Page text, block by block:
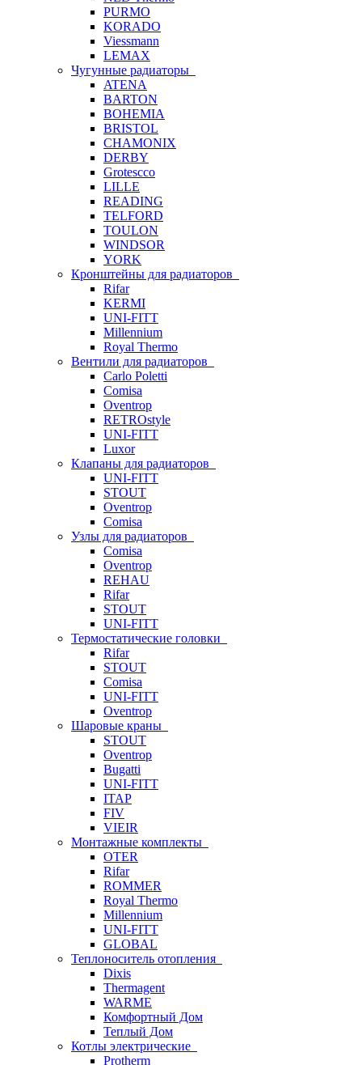
PURMO
KORADO
Viessmann
LEMAX
Чугунные радиаторы
ATENA
BARTON
BOHEMIA
BRISTOL
CHAMONIX
DERBY
Grotescco
LILLE
READING
TELFORD
TOULON
WINDSOR
YORK
Кронштейны для радиаторов
Rifar
KERMI
UNI-FITT
Millennium
Royal Thermo
Вентили для радиаторов
Carlo Poletti
Comisa
Oventrop
RETROstyle
UNI-FITT
Luxor
Клапаны для радиаторов
UNI-FITT
STOUT
Oventrop
Comisa
Узлы для радиаторов
Comisa
Oventrop
REHAU
Rifar
STOUT
UNI-FITT
Термостатические головки
Rifar
STOUT
Comisa
UNI-FITT
Oventrop
Шаровые краны
STOUT
Oventrop
Bugatti
UNI-FITT
ITAP
FIV
VIEIR
Монтажные комплекты
OTER
Rifar
ROMMER
Royal Thermo
Millennium
UNI-FITT
GLOBAL
Теплоноситель отопления
Dixis
Thermagent
WARME
Комфортный Дом
Теплый Дом
Котлы электрические
Protherm